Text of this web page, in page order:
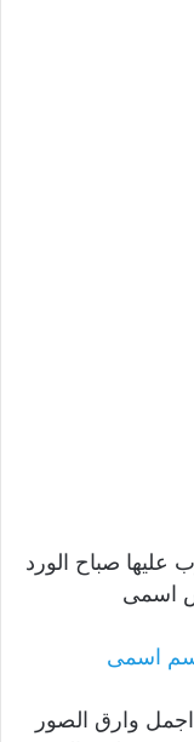
صباح الورد
اسمى
اسمى
وارق الصور